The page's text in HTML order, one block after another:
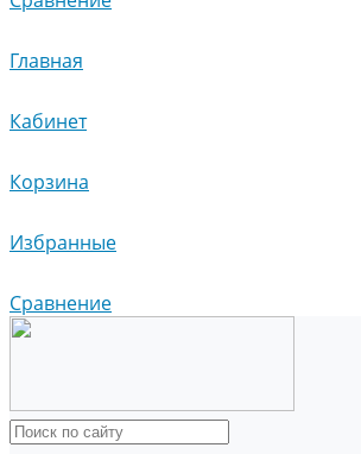
Главная
Кабинет
Корзина
Избранные
Сравнение